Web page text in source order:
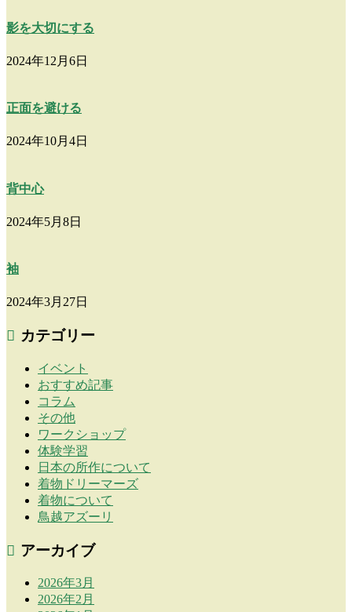
影を大切にする
2024年12月6日
正面を避ける
2024年10月4日
背中心
2024年5月8日
袖
2024年3月27日
カテゴリー
イベント
おすすめ記事
コラム
その他
ワークショップ
体験学習
日本の所作について
着物ドリーマーズ
着物について
鳥越アズーリ
アーカイブ
2026年3月
2026年2月